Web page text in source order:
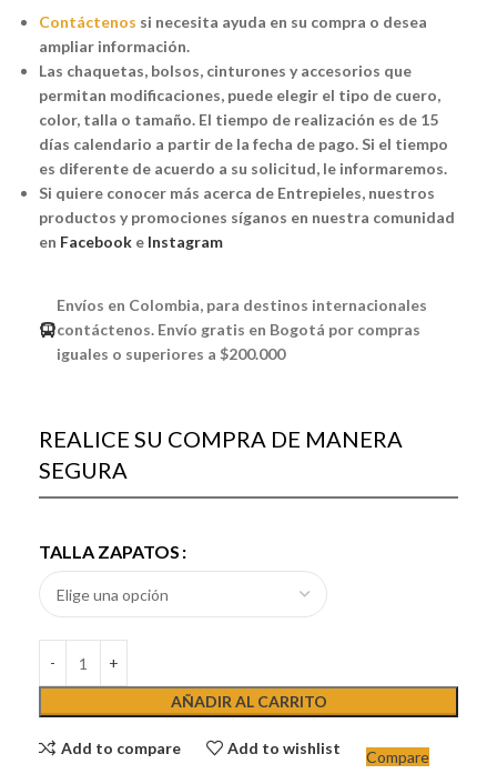
Contáctenos si necesita ayuda en su compra o desea
ampliar información.
Las chaquetas, bolsos, cinturones y accesorios que
permitan modificaciones, puede elegir el tipo de cuero,
color, talla o tamaño. El tiempo de realización es de 15
días calendario a partir de la fecha de pago. Si el tiempo
es diferente de acuerdo a su solicitud, le informaremos.
Si quiere conocer más acerca de Entrepieles, nuestros
productos y promociones síganos en nuestra comunidad
en Facebook e Instagram
Envíos en Colombia, para destinos internacionales
contáctenos. Envío gratis en Bogotá por compras
iguales o superiores a $200.000
REALICE SU COMPRA DE MANERA
SEGURA
TALLA ZAPATOS
AÑADIR AL CARRITO
Add to compare Add to wishlist
Compare